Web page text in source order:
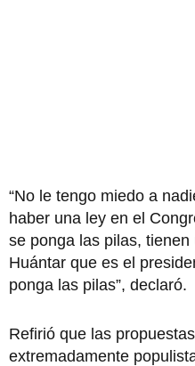
“No le tengo miedo a
haber una ley en el
se ponga las pilas,
Huántar que es el
ponga las pilas”, declaró.
Refirió que las
extremadamente